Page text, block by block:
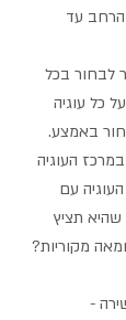
הרחב עד
לבחור בכל
כל עוגיה
באמצע.
העוגיה
עם
שהיא תציץ
מקוריות?
-